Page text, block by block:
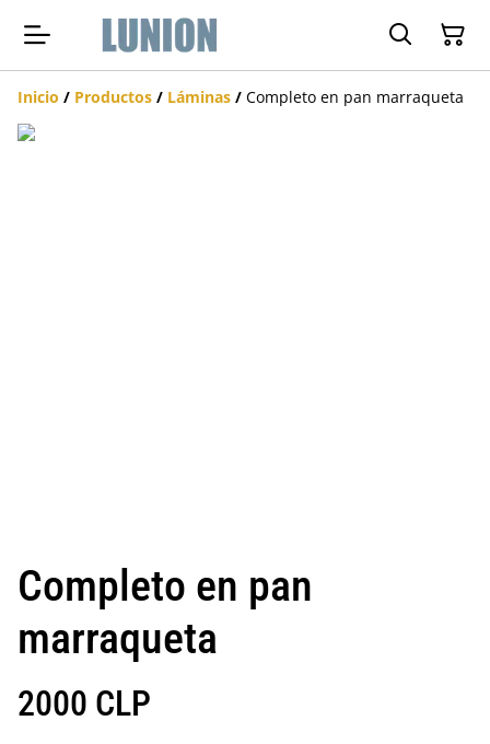
Inicio / Productos / Láminas / Completo en pan marraqueta
Completo en pan
marraqueta
2000 CLP